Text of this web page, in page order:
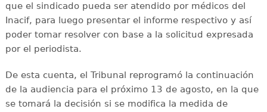
que el sindicado pueda ser atendido por médicos del
Inacif, para luego presentar el informe respectivo y así
poder tomar resolver con base a la solicitud expresada
por el periodista.
De esta cuenta, el Tribunal reprogramó la continuación
de la audiencia para el próximo 13 de agosto, en la que
se tomará la decisión si se modifica la medida de